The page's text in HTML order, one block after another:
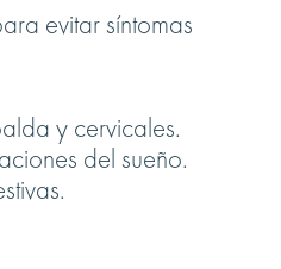
evitar síntomas
y cervicales.
del sueño.